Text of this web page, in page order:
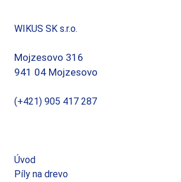
WIKUS SK s.r.o.
Mojzesovo 316
941 04 Mojzesovo
(+421) 905 417 287
Úvod
Píly na drevo